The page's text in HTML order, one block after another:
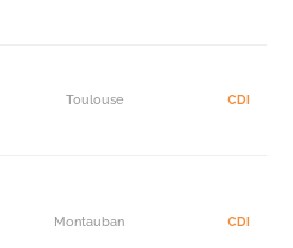
Toulouse CDI
Montauban CDI